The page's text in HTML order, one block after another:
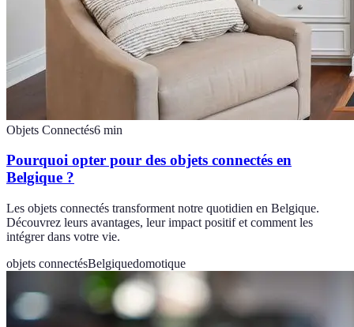
Objets Connectés6 min
Pourquoi opter pour des objets connectés en
Belgique ?
Les objets connectés transforment notre quotidien en Belgique.
Découvrez leurs avantages, leur impact positif et comment les
intégrer dans votre vie.
objets connectésBelgiquedomotique